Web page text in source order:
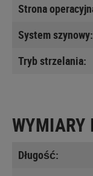
Strona
System szynowy:
Tryb strzelania:
WYMIARY
Długość: